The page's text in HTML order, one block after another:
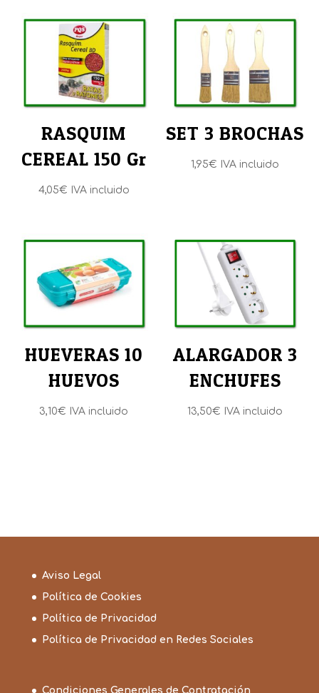
RASQUIM
CEREAL 150 Gr
4,05€ IVA incluido
SET 3 BROCHAS
1,95€ IVA incluido
HUEVERAS 10
HUEVOS
3,10€ IVA incluido
ALARGADOR 3
ENCHUFES
13,50€ IVA incluido
Aviso Legal
Política de Cookies
Política de Privacidad
Política de Privacidad en Redes Sociales
Condiciones Generales de Contratación